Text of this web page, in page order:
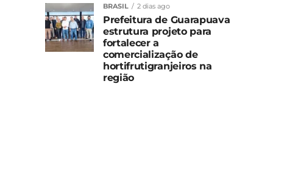
BRASIL 2 dias ago
Prefeitura de Guarapuava
estrutura projeto para
fortalecer a
comercialização de
hortifrutigranjeiros na
região